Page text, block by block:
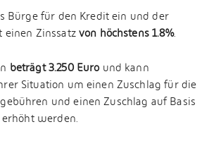
Bürge für den Kredit ein und der
einen Zinssatz von höchstens 1.8%.
beträgt 3.250 Euro und kann
Situation um einen Zuschlag für die
und einen Zuschlag auf Basis
werden.